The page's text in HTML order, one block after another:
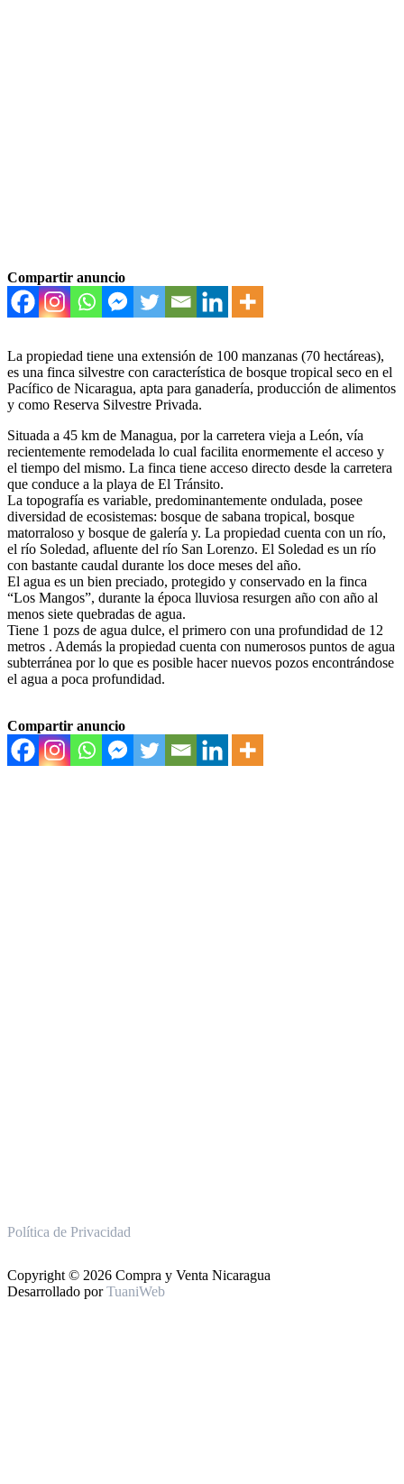
Compartir anuncio
La propiedad tiene una extensión de 100 manzanas (70 hectáreas),
es una finca silvestre con característica de bosque tropical seco en el
Pacífico de Nicaragua, apta para ganadería, producción de alimentos
y como Reserva Silvestre Privada.
Situada a 45 km de Managua, por la carretera vieja a León, vía
recientemente remodelada lo cual facilita enormemente el acceso y
el tiempo del mismo. La finca tiene acceso directo desde la carretera
que conduce a la playa de El Tránsito.
La topografía es variable, predominantemente ondulada, posee
diversidad de ecosistemas: bosque de sabana tropical, bosque
matorraloso y bosque de galería y. La propiedad cuenta con un río,
el río Soledad, afluente del río San Lorenzo. El Soledad es un río
con bastante caudal durante los doce meses del año.
El agua es un bien preciado, protegido y conservado en la finca
“Los Mangos”, durante la época lluviosa resurgen año con año al
menos siete quebradas de agua.
Tiene 1 pozs de agua dulce, el primero con una profundidad de 12
metros . Además la propiedad cuenta con numerosos puntos de agua
subterránea por lo que es posible hacer nuevos pozos encontrándose
el agua a poca profundidad.
Compartir anuncio
Política de Privacidad
Copyright © 2026 Compra y Venta Nicaragua
Desarrollado porTuaniWeb